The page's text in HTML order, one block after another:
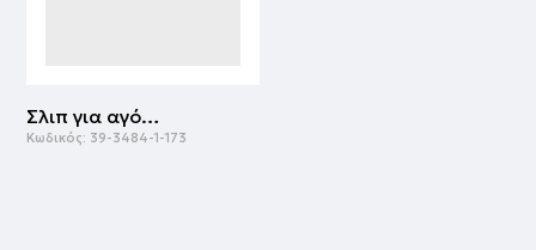
Σλιπ για αγόρι | ΕΜΠΡΙΜΕ
Κωδικός: 39-3484-1-173